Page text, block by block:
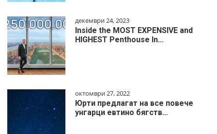
декември 24, 2023
Inside the MOST EXPENSIVE and
HIGHEST Penthouse In…
октомври 27, 2022
Юрти предлагат на все повече
унгарци евтино бягств…